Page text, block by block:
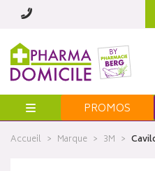
Menu PROMOS
Accueil Marque 3M